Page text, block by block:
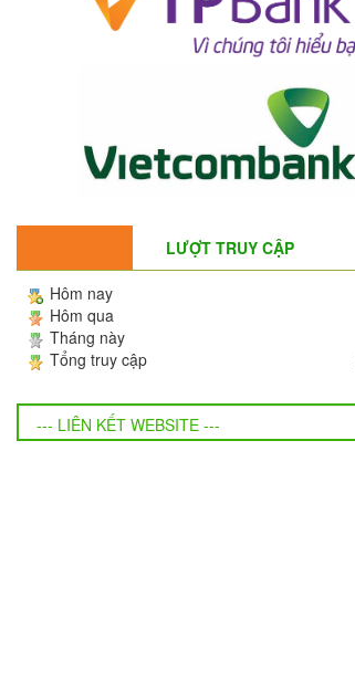
LƯỢT TRUY CẬP
Hôm nay
Hôm qua
Tháng này
Tổng truy cập